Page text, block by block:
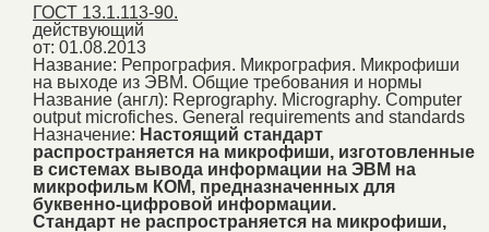
ГОСТ 13.1.113-90.
действующий
от: 01.08.2013
Название: Репрография. Микрография. Микрофиши
на выходе из ЭВМ. Общие требования и нормы
Название (англ): Reprography. Micrography. Computer
output microfiches. General requirements and standards
Назначение: Настоящий стандарт
распространяется на микрофиши, изготовленные
в системах вывода информации на ЭВМ на
микрофильм КОМ, предназначенных для
буквенно-цифровой информации.
Стандарт не распространяется на микрофиши,